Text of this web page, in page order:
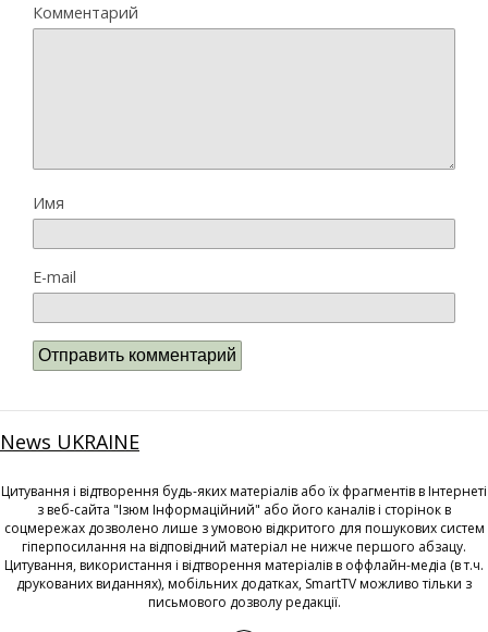
Комментарий
Имя
E-mail
News UKRAINE
Цитування і відтворення будь-яких матеріалів або їх фрагментів в Інтернеті
з веб-сайта "Ізюм Інформаційний" або його каналів і сторінок в
соцмережах дозволено лише з умовою відкритого для пошукових систем
гіперпосилання на відповідний матеріал не нижче першого абзацу.
Цитування, використання і відтворення матеріалів в оффлайн-медіа (в т.ч.
друкованих виданнях), мобільних додатках, SmartTV можливо тільки з
письмового дозволу редакції.